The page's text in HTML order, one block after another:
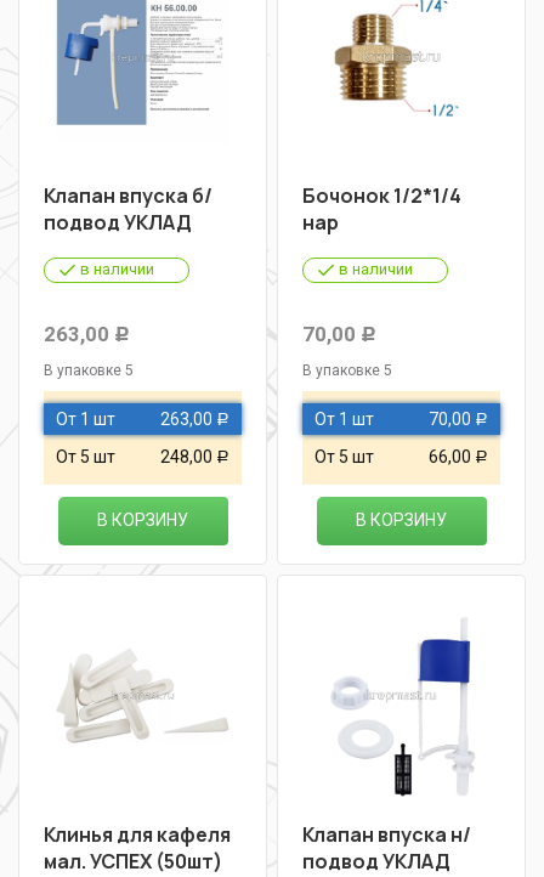
Клапан впуска б/
подвод УКЛАД
в наличии
263,00 Р
В упаковке 5
От 1 шт 263,00 Р
От 5 шт 248,00 Р
В КОРЗИНУ
Бочонок 1/2*1/4
нар
в наличии
70,00 Р
В упаковке 5
От 1 шт 70,00 Р
От 5 шт 66,00 Р
В КОРЗИНУ
Клинья для кафеля
мал. УСПЕХ (50шт)
Клапан впуска н/
подвод УКЛАД